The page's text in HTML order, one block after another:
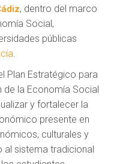
, dentro del marco
Social,
públicas
.
Plan Estratégico para
de la Economía Social
y fortalecer la
presente en
culturales y
al sistema tradicional